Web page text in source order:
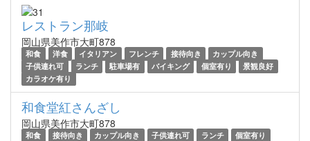
レストラン那岐
岡山県美作市大町878
和食 洋食 イタリアン フレンチ 接待向き
カップル向き
子供連れ可
ランチ 駐車場有 バイキング 個室有り
景観良好
カラオケ有り
和食堂紅さんざし
岡山県美作市大町878
和食 接待向き カップル向き 子供連れ可 ランチ
個室有り